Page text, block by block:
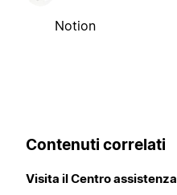
Notion
Contenuti correlati
Visita il Centro assistenza